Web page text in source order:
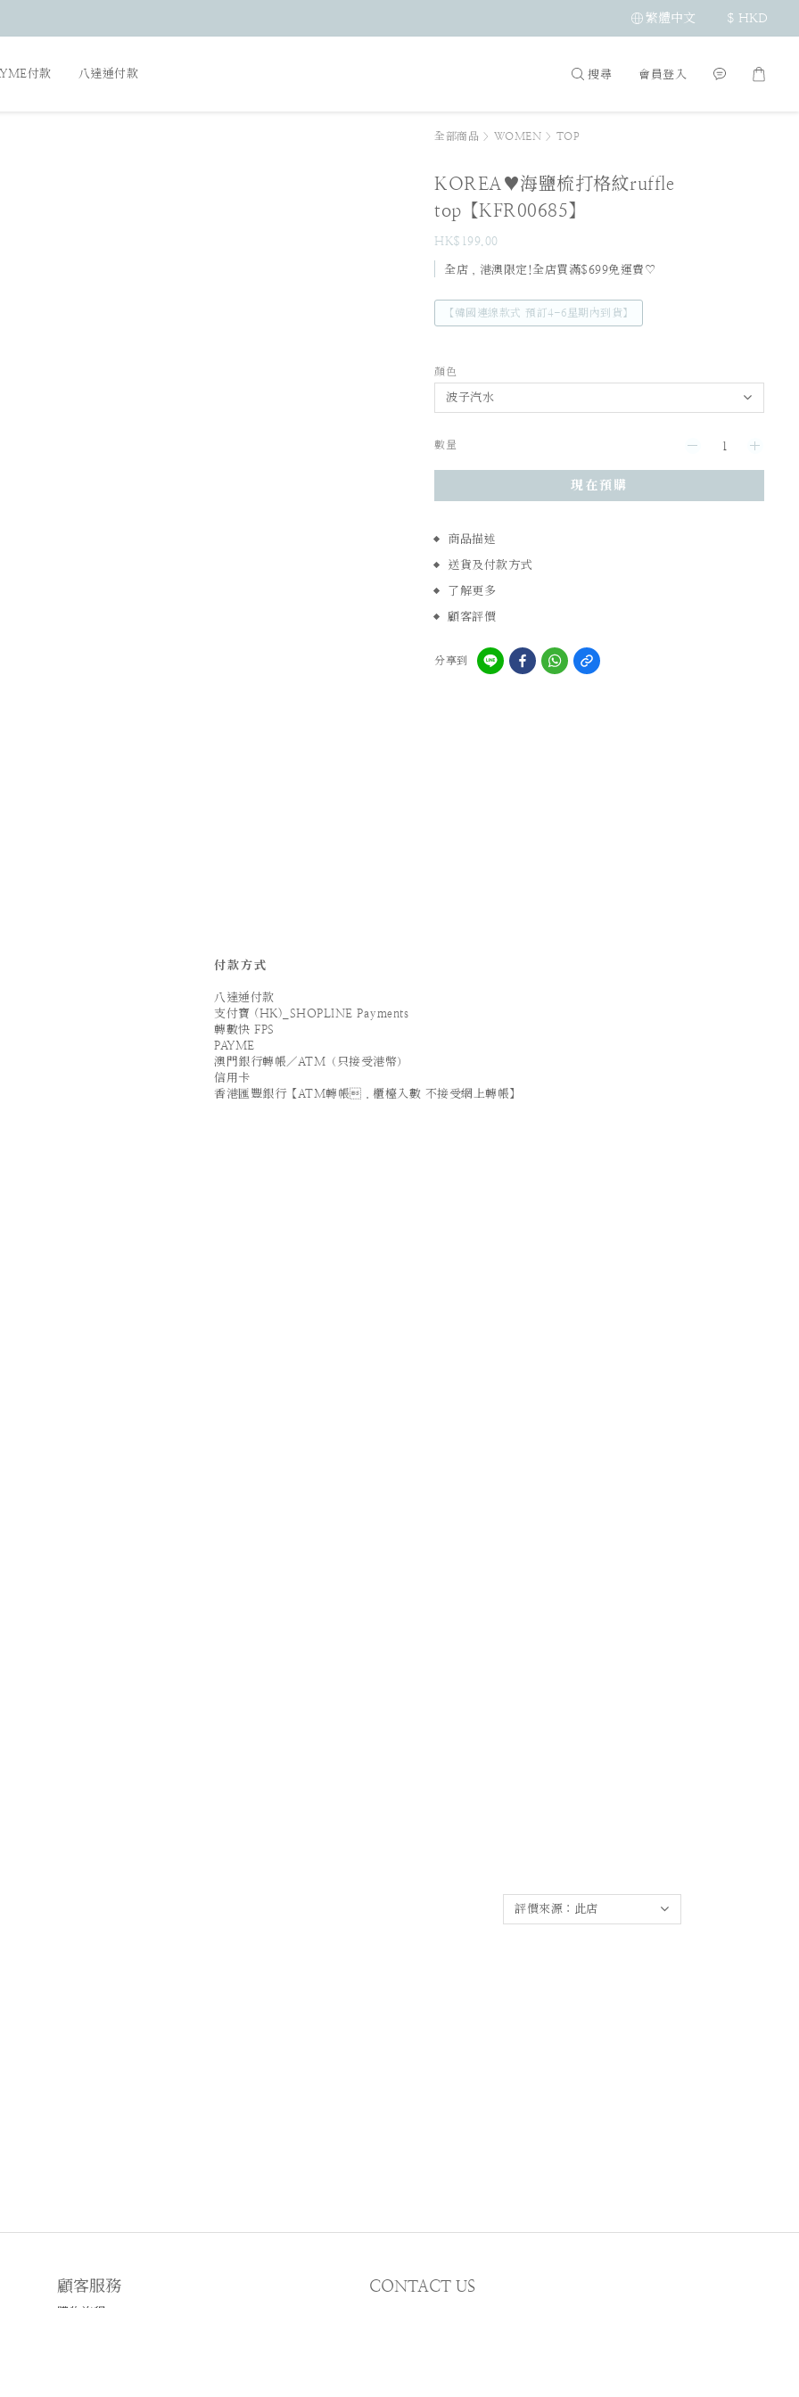
繁體中文 $ HKD
付款 八達通付款 搜尋 會員登入
全部商品 > WOMEN > TOP
KOREA♥海鹽梳打格紋ruffle
top【KFR00685】
HK$199.00
全店，港澳限定!全店買滿$699免運費♡
【韓國連線款式 預訂4-6星期內到貨】
顏色
數量
現在預購
商品描述
送貨及付款方式
了解更多
顧客評價
分享到
付款方式
八達通付款
支付寶 (HK)_SHOPLINE Payments
轉數快 FPS
PAYME
澳門銀行轉帳／ATM（只接受港幣）
信用卡
香港匯豐銀行【ATM轉帳．櫃檯入數 不接受網上轉帳】
顧客服務
購物流程
CONTACT US